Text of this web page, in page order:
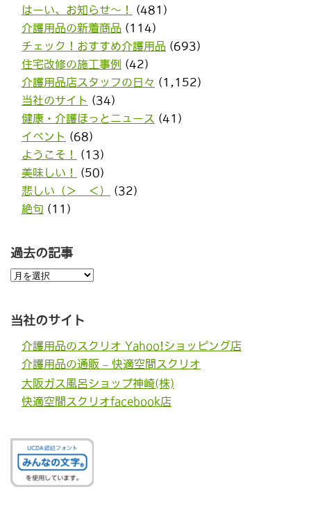
はーい、お知らせ〜！
(481)
介護用品の新着商品 (114)
チェック！おすすめ介護用品 (693)
住宅改修の施工事例
(42)
介護用品店スタッフの日々 (1,152)
当社のサイト (34)
健康・介護ほっとニュース (41)
イベント (68)
ようこそ！
(13)
美味しい！
(50)
悲しい（＞＿＜）
(32)
絶句 (11)
過去の記事
過
去
事
当社のサイト
介護用品のスクリオ Yahoo!ショッピング店
介護用品の通販 – 快適空間スクリオ
大阪ガス風呂ショップ神崎(株)
快適空間スクリオfacebook店